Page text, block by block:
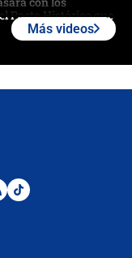
Pacto Histórico que
la elección del
gobernará
Más videos